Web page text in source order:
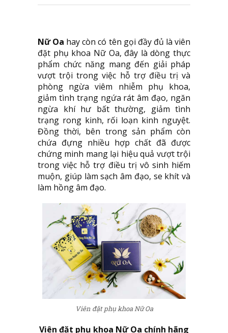
Nữ Oa hay còn có tên gọi đầy đủ là viên
đặt phụ khoa Nữ Oa, đây là dòng thực
phẩm chức năng mang đến giải pháp
vượt trội trong việc hỗ trợ điều trị và
phòng ngừa viêm nhiễm phụ khoa,
giảm tình trạng ngứa rát âm đạo, ngăn
ngừa khí hư bất thường, giảm tình
trạng rong kinh, rối loạn kinh nguyệt.
Đồng thời, bên trong sản phẩm còn
chứa đựng nhiều hợp chất đã được
chứng minh mang lại hiệu quả vượt trội
trong việc hỗ trợ điều trị vô sinh hiếm
muộn, giúp làm sạch âm đạo, se khít và
làm hồng âm đạo.
Viên đặt phụ khoa Nữ Oa
Viên đặt phụ khoa Nữ Oa chính hãng